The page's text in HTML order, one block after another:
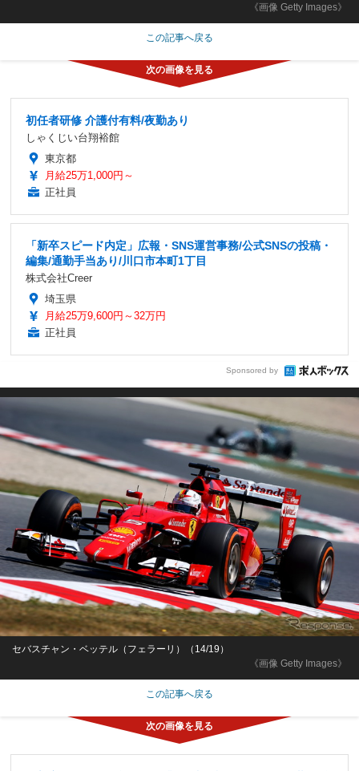
《画像 Getty Images》
この記事へ戻る
初任者研修 介護付有料/夜勤あり
しゃくじい台翔裕館
東京都
月給25万1,000円～
正社員
「新卒スピード内定」広報・SNS運営事務/公式SNSの投稿・
編集/通勤手当あり/川口市本町1丁目
株式会社Creer
埼玉県
月給25万9,600円～32万円
正社員
Sponsored by
《画像 Getty Images》
セバスチャン・ベッテル（フェラーリ）（14/19）
この記事へ戻る